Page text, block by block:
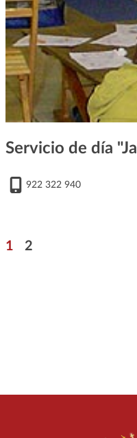
Servicio de día
922 322 940
Paginación
Página
1 Página
2